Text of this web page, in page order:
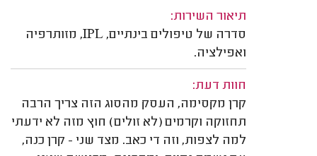
תיאור השירות:
סדרה של טיפולים בינתיים, IPL, מזותרפיה
ואפילציה.
חוות דעת:
קרן מקסימה, העסק מהסוג הזה צריך הרבה
תחזוקה וקרמים (לא זולים) חוץ מזה לא ידעתי
למה לצפות, וזה די כאב. מצד שני - קרן כנה,